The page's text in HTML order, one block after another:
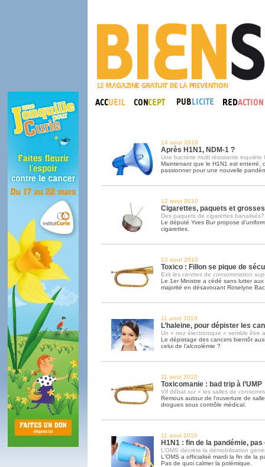
14 aout 2010
Après H1N1, NDM-1 ?
Une bactérie multi résistante inquiète
Maintenant que le H1N1 est enterré,
passionner pour une nouvelle
12 aout 2010
Cigarettes, paquets et
Des paquets de cigarettes banalisés?
Le député Yves Bur propose
cigarettes.
12 aout 2010
Toxico : Fillon se pique de
Exit les centres de consommation
Le 1er Ministre a cédé sans lutter
majorité en désavouant Roselyne
11 aout 2010
L’haleine, pour dépister les
Un « nez électronique » semble être
Le dépistage des cancers bientôt
celui de l’alcoolémie ?
11 aout 2010
Toxicomanie : bad trip à l’UMP
Vif débat sur « les salles de
Remous autour de l’ouverture de
drogues sous contrôle médical.
11 aout 2010
H1N1 : fin de la pandémie,
L’OMS décrète la démobilisation
L'OMS a officialisé mardi la fin de la
Pas de quoi calmer la polémique.